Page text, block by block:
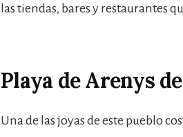
las tiendas, bares y restaurantes
Playa de Arenys
Una de las joyas de este pueblo